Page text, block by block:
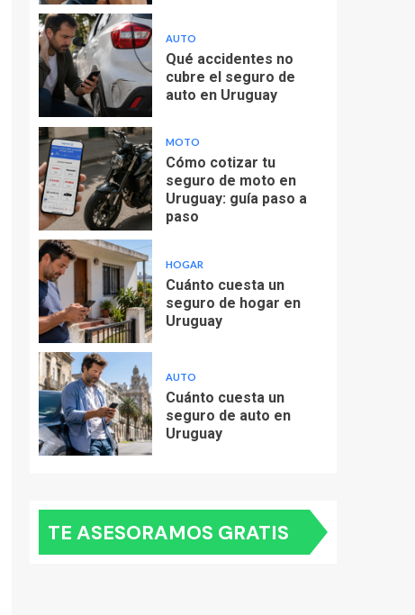
AUTO
Qué accidentes no
cubre el seguro de
auto en Uruguay
MOTO
Cómo cotizar tu
seguro de moto en
Uruguay: guía paso a
paso
HOGAR
Cuánto cuesta un
seguro de hogar en
Uruguay
AUTO
Cuánto cuesta un
seguro de auto en
Uruguay
TE ASESORAMOS GRATIS